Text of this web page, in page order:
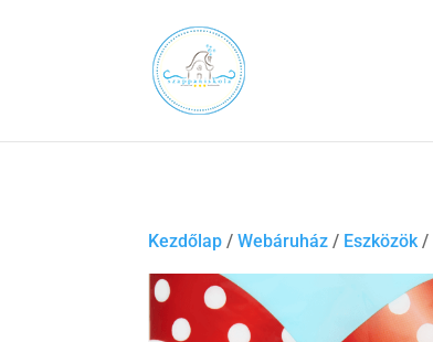
Kezdőlap /Webáruház / Eszközök/